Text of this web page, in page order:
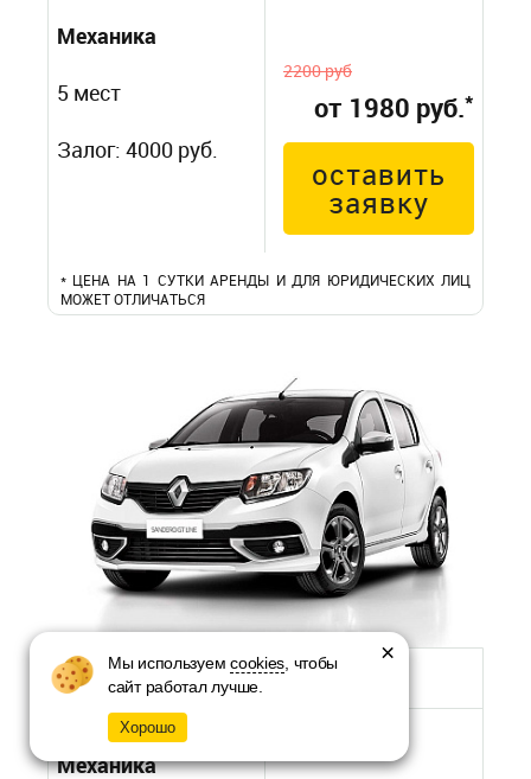
Механика
5 мест
Залог: 4000 руб.
2200 руб
от 1980 руб.*
оставить
заявку
* ЦЕНА НА 1 СУТКИ АРЕНДЫ И ДЛЯ ЮРИДИЧЕСКИХ ЛИЦ
МОЖЕТ ОТЛИЧАТЬСЯ
Renault Sandero 2
Механика
Мы используемcookies , чтобы
сайт работал лучше.
Хорошо
×